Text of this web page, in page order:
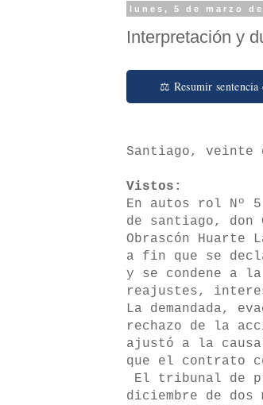
lunes, 5 de marzo de
Interpretación y
⚖ Resumir sentencia
Santiago, veinte
Vistos:
En autos rol Nº
de santiago, don
Obrascón Huarte
a fin que se
y se condene a
reajustes,
La demandada,
rechazo de la
ajustó a la
que el contrato
El tribunal de
diciembre de